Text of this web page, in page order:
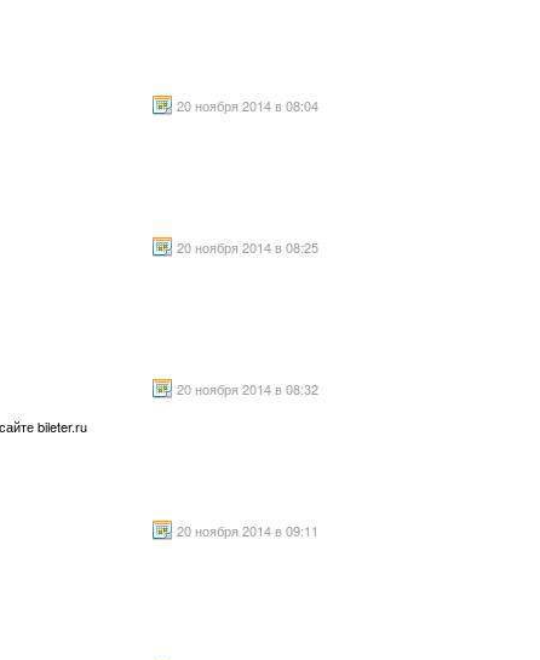
20 ноября 2014 в 08:04
20 ноября 2014 в 08:25
20 ноября 2014 в 08:32
bileter.ru
20 ноября 2014 в 09:11